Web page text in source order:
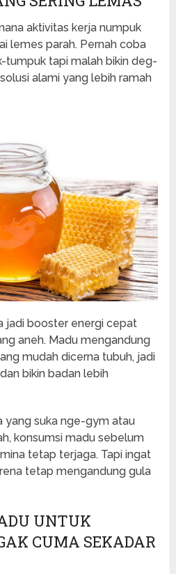
aktivitas kerja numpuk
lemes parah. Pernah coba
tumpuk tapi malah bikin deg-
alami yang lebih ramah
jadi booster energi cepat
aneh. Madu mengandung
mudah dicerna tubuh, jadi
bikin badan lebih
yang suka nge-gym atau
konsumsi madu sebelum
tetap terjaga. Tapi ingat
tetap mengandung gula
UNTUK
CUMA SEKADAR